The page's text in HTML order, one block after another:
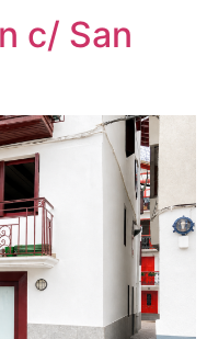
c/ San